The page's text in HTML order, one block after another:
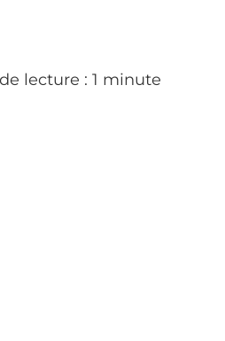
lecture : 1 minute